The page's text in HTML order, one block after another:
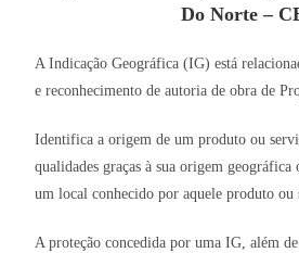
Do Norte –
A Indicação Geográfica (IG) está
e reconhecimento de autoria de obra de
Identifica a origem de um produto ou
qualidades graças à sua origem
um local conhecido por aquele produto ou
A proteção concedida por uma IG, além